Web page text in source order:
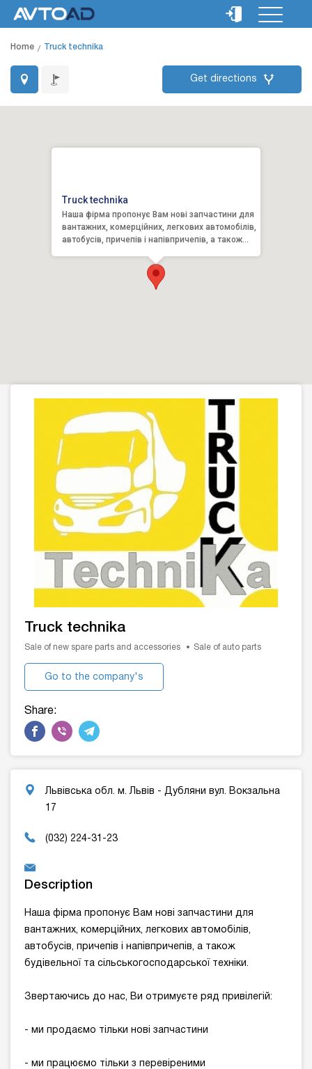
Home Truck technika
Get directions
Truck technika
Наша фірма пропонує Вам нові запчастини для
вантажних, комерційних, легкових автомобілів,
автобусів, причепів і напівпричепів, а також
Truck technika
Sale of new spare parts and accessories Sale of auto parts
Go to the company's
Share:
Львівська обл. м. Львів - Дубляни вул. Вокзальна
17
(032) 224-31-23
Description
Наша фірма пропонує Вам нові запчастини для
вантажних, комерційних, легкових автомобілів,
автобусів, причепів і напівпричепів, а також
будівельної та сільськогосподарської техніки.
Звертаючись до нас, Ви отримуєте ряд привілегій:
- ми продаємо тільки нові запчастини
- ми працюємо тільки з перевіреними